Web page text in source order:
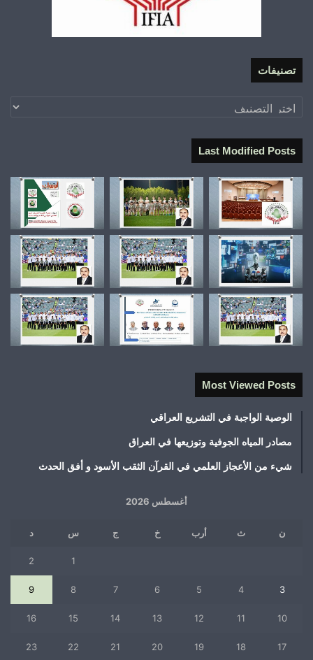
تصنيفات
تصنيفات
Last Modified Posts
Most Viewed Posts
الوصية الواجبة في التشريع العراقي
مصادر المياه الجوفية وتوزيعها في العراق
شيء من الأعجاز العلمي في القرآن الثقب الأسود و أفق الحدث
أغسطس 2026
ن ث أرب خ ج س د
1
2
3
4
5
6
7
8
9
10
11
12
13
14
15
16
17
18
19
20
21
22
23